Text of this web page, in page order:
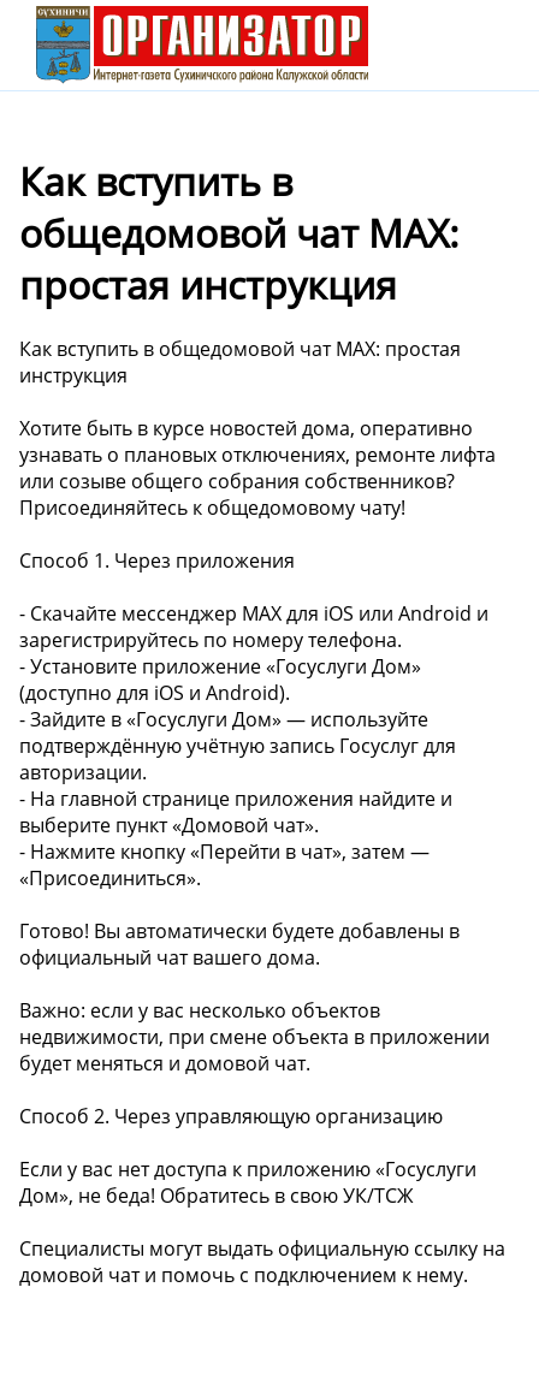
Как вступить в
общедомовой чат МАХ:
простая инструкция
Как вступить в общедомовой чат МАХ: простая
инструкция
Хотите быть в курсе новостей дома, оперативно
узнавать о плановых отключениях, ремонте лифта
или созыве общего собрания собственников?
Присоединяйтесь к общедомовому чату!
Способ 1. Через приложения
- Скачайте мессенджер MAX для iOS или Android и
зарегистрируйтесь по номеру телефона.
- Установите приложение «Госуслуги Дом»
(доступно для iOS и Android).
- Зайдите в «Госуслуги Дом» — используйте
подтверждённую учётную запись Госуслуг для
авторизации.
- На главной странице приложения найдите и
выберите пункт «Домовой чат».
- Нажмите кнопку «Перейти в чат», затем —
«Присоединиться».
Готово! Вы автоматически будете добавлены в
официальный чат вашего дома.
Важно: если у вас несколько объектов
недвижимости, при смене объекта в приложении
будет меняться и домовой чат.
Способ 2. Через управляющую организацию
Если у вас нет доступа к приложению «Госуслуги
Дом», не беда! Обратитесь в свою УК/ТСЖ
Специалисты могут выдать официальную ссылку на
домовой чат и помочь с подключением к нему.